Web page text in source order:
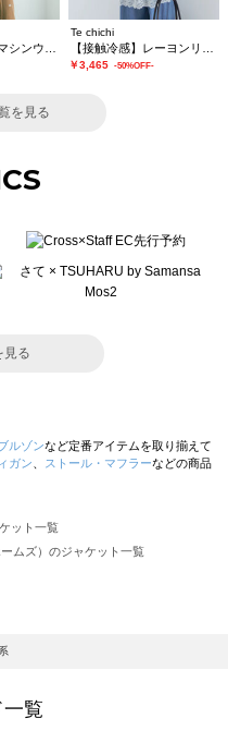
Te chichi
￥3,465 -50%OFF-
を見る
見る
ルゾンなど定番アイテムを取り揃えて
ガン ストール・マフラーなどの商品
ット一覧
ムズ）のジャケット一覧
ンサモスモス）のジャケット一覧
）のジャケット一覧
覧